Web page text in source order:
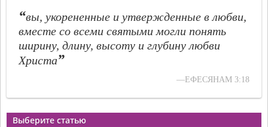
“вы, укорененные и утвержденные в любви,
вместе со всеми святыми могли понять
ширину, длину, высоту и глубину любви
Христа”
—ЕФЕСЯНАМ 3:18
Выберите статью